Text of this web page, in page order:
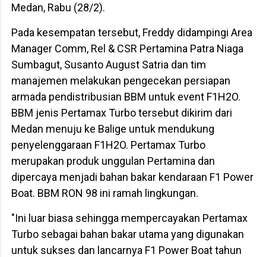
Medan, Rabu (28/2).
Pada kesempatan tersebut, Freddy didampingi Area
Manager Comm, Rel & CSR Pertamina Patra Niaga
Sumbagut, Susanto August Satria dan tim
manajemen melakukan pengecekan persiapan
armada pendistribusian BBM untuk event F1H2O.
BBM jenis Pertamax Turbo tersebut dikirim dari
Medan menuju ke Balige untuk mendukung
penyelenggaraan F1H2O. Pertamax Turbo
merupakan produk unggulan Pertamina dan
dipercaya menjadi bahan bakar kendaraan F1 Power
Boat. BBM RON 98 ini ramah lingkungan.
"Ini luar biasa sehingga mempercayakan Pertamax
Turbo sebagai bahan bakar utama yang digunakan
untuk sukses dan lancarnya F1 Power Boat tahun